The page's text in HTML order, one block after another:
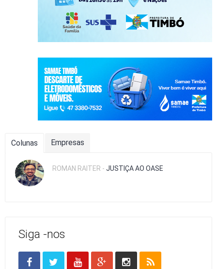
Colunas Empresas
ROMAN RAITER - JUSTIÇA AO OASE
Siga -nos